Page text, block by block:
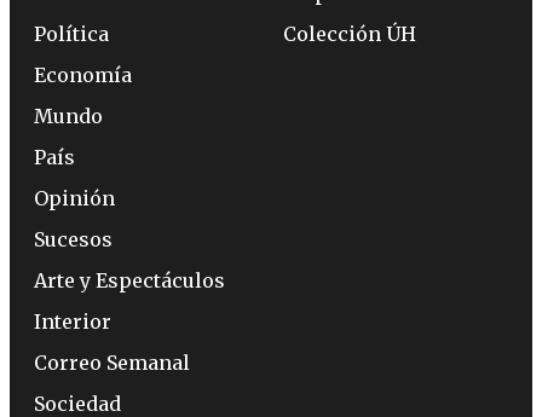
Política
Economía
Mundo
País
Opinión
Sucesos
Arte y Espectáculos
Interior
Correo Semanal
Sociedad
Colección ÚH